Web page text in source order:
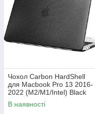
Чохол Carbon HardShell
для Macbook Pro 13 2016-
2022 (M2/M1/Intel) Black
В наявності